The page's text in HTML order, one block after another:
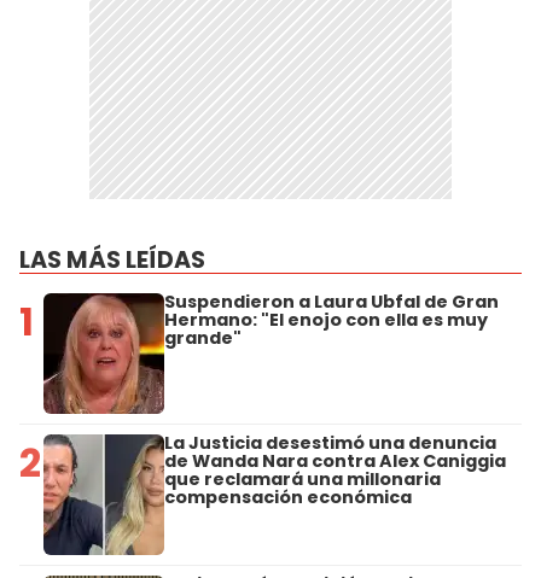
LAS MÁS LEÍDAS
1 Suspendieron a Laura Ubfal de Gran
Hermano: "El enojo con ella es muy
grande"
2 La Justicia desestimó una denuncia
de Wanda Nara contra Alex Caniggia
que reclamará una millonaria
compensación económica